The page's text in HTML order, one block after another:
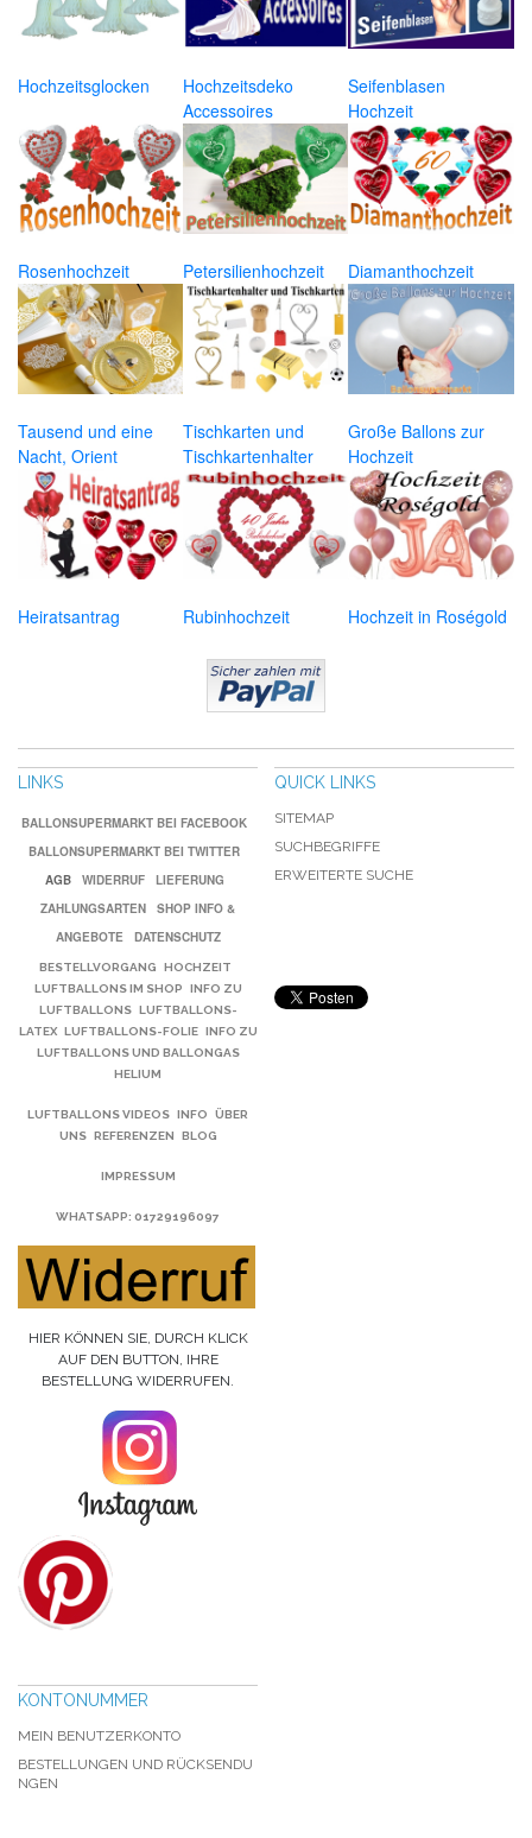
Hochzeitsglocken
Hochzeitsdeko
Accessoires
Seifenblasen
Hochzeit
Rosenhochzeit Petersilienhochzeit Diamanthochzeit
Tausend und eine
Nacht, Orient
Tischkarten und
Tischkartenhalter
Große Ballons zur
Hochzeit
Heiratsantrag Rubinhochzeit Hochzeit in Roségold
LINKS
BALLONSUPERMARKT BEI FACEBOOK
BALLONSUPERMARKT BEI TWITTER
AGB
WIDERRUF
LIEFERUNG
ZAHLUNGSARTEN
SHOP INFO &
ANGEBOTE
DATENSCHUTZ
BESTELLVORGANG
HOCHZEIT
LUFTBALLONS IM SHOP
INFO ZU
LUFTBALLONS LUFTBALLONS-
LATEX LUFTBALLONS-FOLIE INFO ZU
LUFTBALLONS UND BALLONGAS
HELIUM
LUFTBALLONS VIDEOS INFO
ÜBER
UNS REFERENZEN BLOG
IMPRESSUM
WHATSAPP: 01729196097
HIER KÖNNEN SIE, DURCH KLICK
AUF DEN BUTTON, IHRE
BESTELLUNG WIDERRUFEN.
QUICK LINKS
SITEMAP
SUCHBEGRIFFE
ERWEITERTE SUCHE
KONTONUMMER
MEIN BENUTZERKONTO
BESTELLUNGEN UND RÜCKSENDU
NGEN